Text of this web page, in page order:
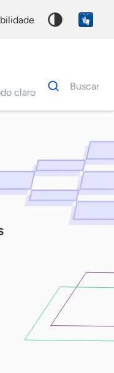
claro
Dados
para
Buscar